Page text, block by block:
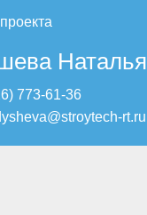
Наталья
773-61-36
rt.ru